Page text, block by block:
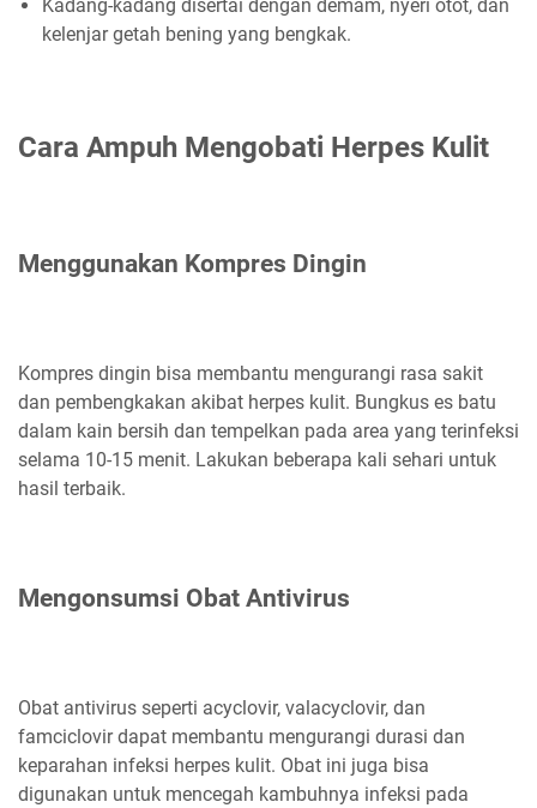
Kadang-kadang disertai dengan demam, nyeri otot, dan
kelenjar getah bening yang bengkak.
Cara Ampuh Mengobati Herpes Kulit
Menggunakan Kompres Dingin
Kompres dingin bisa membantu mengurangi rasa sakit
dan pembengkakan akibat herpes kulit. Bungkus es batu
dalam kain bersih dan tempelkan pada area yang terinfeksi
selama 10-15 menit. Lakukan beberapa kali sehari untuk
hasil terbaik.
Mengonsumsi Obat Antivirus
Obat antivirus seperti acyclovir, valacyclovir, dan
famciclovir dapat membantu mengurangi durasi dan
keparahan infeksi herpes kulit. Obat ini juga bisa
digunakan untuk mencegah kambuhnya infeksi pada